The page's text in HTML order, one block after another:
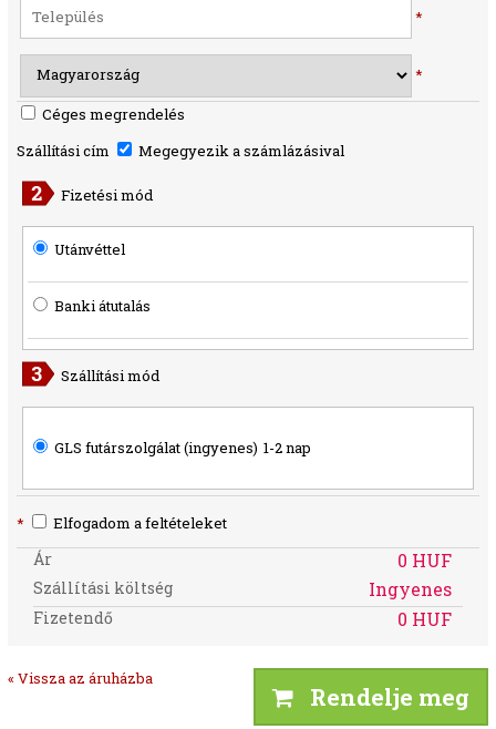
*
*
Céges megrendelés
Szállítási cím
Megegyezik a számlázásival
Fizetési mód
Utánvéttel
Banki átutalás
Szállítási mód
GLS futárszolgálat (ingyenes) 1-2 nap
* Elfogadom a feltételeket
Ár 0 HUF
Szállítási költség Ingyenes
Fizetendő 0 HUF
« Vissza az áruházba
Rendelje meg